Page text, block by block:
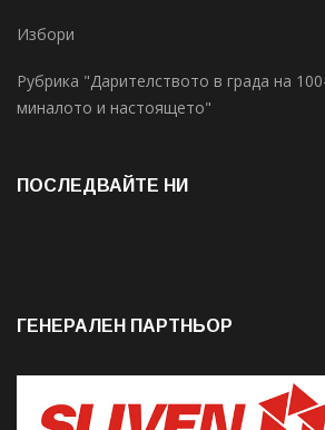
Избори
Рубрика "Дарителството в града на
миналото и настоящето"
ПОСЛЕДВАЙТЕ НИ
ГЕНЕРАЛЕН ПАРТНЬОР